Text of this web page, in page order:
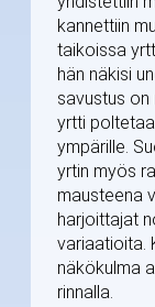
kannettiin
taikoissa
hän näkisi
savustus
yrtti
ympärille.
yrtin myös
mausteena
harjoittajat
variaatioita.
näkökulma
rinnalla.